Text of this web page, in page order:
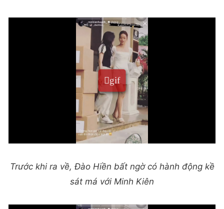
Trước khi ra về, Đào Hiền bất ngờ có hành động kề
sát má với Minh Kiên